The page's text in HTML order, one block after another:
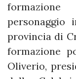
provincia di
formazione
Oliverio,